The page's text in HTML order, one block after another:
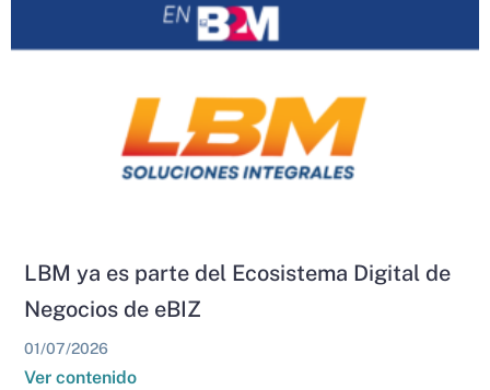
LBM ya es parte del Ecosistema Digital de
Negocios de eBIZ
01/07/2026
Ver contenido